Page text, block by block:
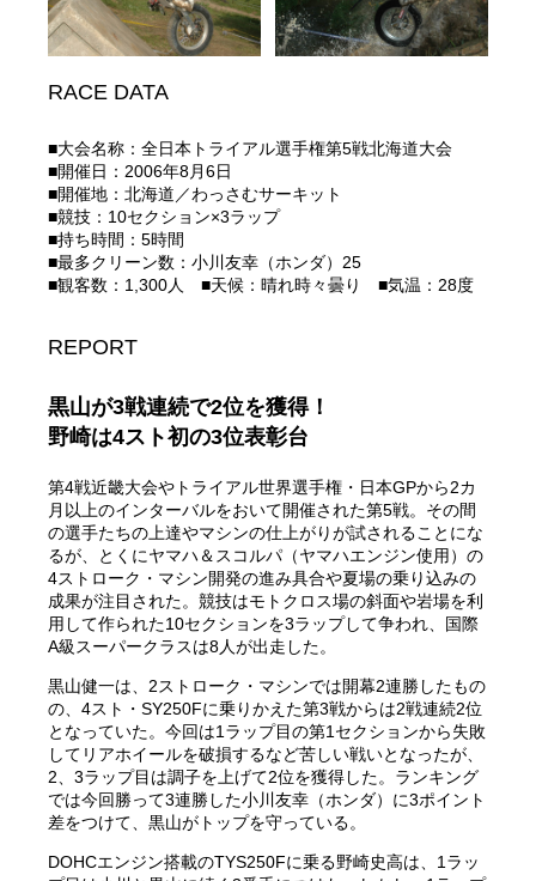
RACE DATA
■大会名称：全日本トライアル選手権第5戦北海道大会
■開催日：2006年8月6日
■開催地：北海道／わっさむサーキット
■競技：10セクション×3ラップ
■持ち時間：5時間
■最多クリーン数：小川友幸（ホンダ）25
■観客数：1,300人 ■天候：晴れ時々曇り ■気温：28度
REPORT
黒山が3戦連続で2位を獲得！
野崎は4スト初の3位表彰台
第4戦近畿大会やトライアル世界選手権・日本GPから2カ
月以上のインターバルをおいて開催された第5戦。その間
の選手たちの上達やマシンの仕上がりが試されることにな
るが、とくにヤマハ＆スコルパ（ヤマハエンジン使用）の
4ストローク・マシン開発の進み具合や夏場の乗り込みの
成果が注目された。競技はモトクロス場の斜面や岩場を利
用して作られた10セクションを3ラップして争われ、国際
A級スーパークラスは8人が出走した。
黒山健一は、2ストローク・マシンでは開幕2連勝したもの
の、4スト・SY250Fに乗りかえた第3戦からは2戦連続2位
となっていた。今回は1ラップ目の第1セクションから失敗
してリアホイールを破損するなど苦しい戦いとなったが、
2、3ラップ目は調子を上げて2位を獲得した。ランキング
では今回勝って3連勝した小川友幸（ホンダ）に3ポイント
差をつけて、黒山がトップを守っている。
DOHCエンジン搭載のTYS250Fに乗る野崎史高は、1ラッ